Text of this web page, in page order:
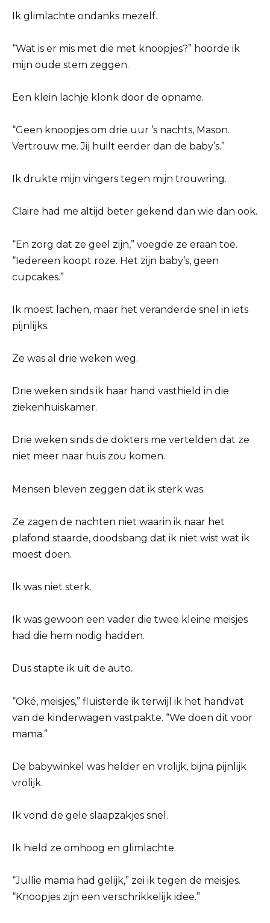
Ik glimlachte ondanks mezelf.
“Wat is er mis met die met knoopjes?” hoorde ik
mijn oude stem zeggen.
Een klein lachje klonk door de opname.
“Geen knoopjes om drie uur ’s nachts, Mason.
Vertrouw me. Jij huilt eerder dan de baby’s.”
Ik drukte mijn vingers tegen mijn trouwring.
Claire had me altijd beter gekend dan wie dan ook.
“En zorg dat ze geel zijn,” voegde ze eraan toe.
“Iedereen koopt roze. Het zijn baby’s, geen
cupcakes.”
Ik moest lachen, maar het veranderde snel in iets
pijnlijks.
Ze was al drie weken weg.
Drie weken sinds ik haar hand vasthield in die
ziekenhuiskamer.
Drie weken sinds de dokters me vertelden dat ze
niet meer naar huis zou komen.
Mensen bleven zeggen dat ik sterk was.
Ze zagen de nachten niet waarin ik naar het
plafond staarde, doodsbang dat ik niet wist wat ik
moest doen.
Ik was niet sterk.
Ik was gewoon een vader die twee kleine meisjes
had die hem nodig hadden.
Dus stapte ik uit de auto.
“Oké, meisjes,” fluisterde ik terwijl ik het handvat
van de kinderwagen vastpakte. “We doen dit voor
mama.”
De babywinkel was helder en vrolijk, bijna pijnlijk
vrolijk.
Ik vond de gele slaapzakjes snel.
Ik hield ze omhoog en glimlachte.
“Jullie mama had gelijk,” zei ik tegen de meisjes.
“Knoopjes zijn een verschrikkelijk idee.”